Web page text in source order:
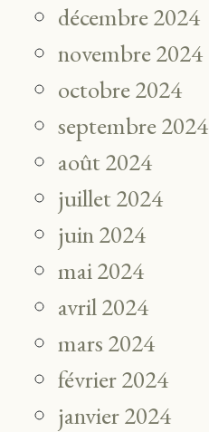
décembre 2024
novembre 2024
octobre 2024
septembre 2024
août 2024
juillet 2024
juin 2024
mai 2024
avril 2024
mars 2024
février 2024
janvier 2024